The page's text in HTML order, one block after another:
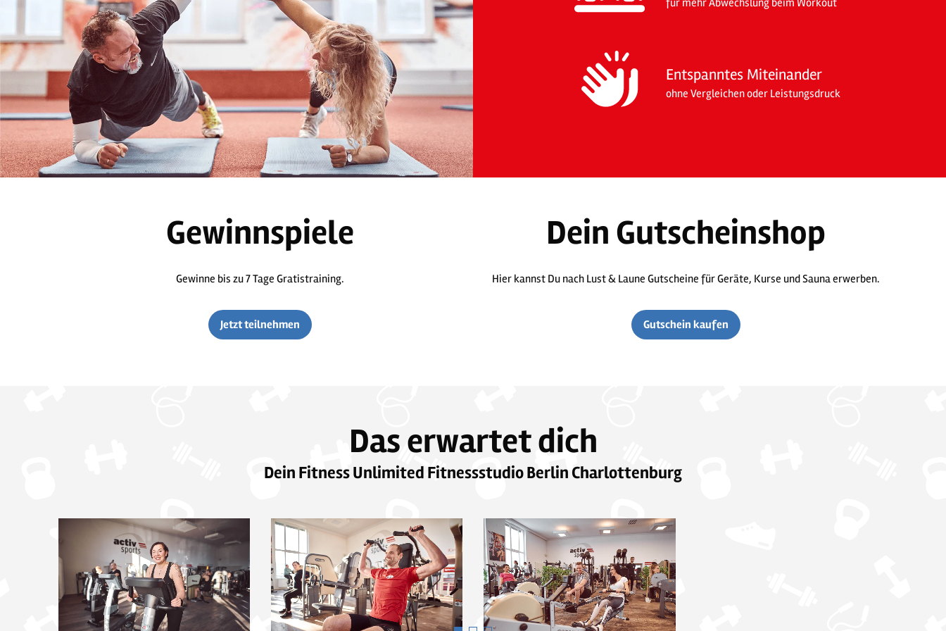
Entspanntes Miteinander
ohne Vergleichen oder Leistungsdruck
Gewinnspiele
Gewinne bis zu 7 Tage Gratistraining.
Jetzt teilnehmen
Dein Gutscheinshop
Hier kannst Du nach Lust & Laune Gutscheine für Geräte, Kurse und Sauna erwerben.
Gutschein kaufen
Das erwartet dich
Dein Fitness Unlimited Fitnessstudio Berlin Charlottenburg